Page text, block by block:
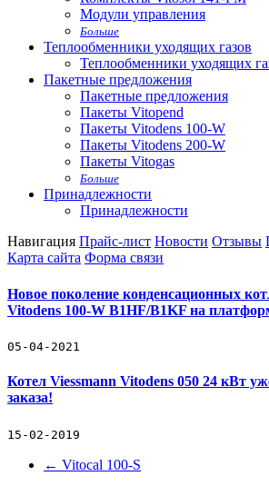
Модули управления
Больше
Теплообменники уходящих газов
Теплообменники уходящих
Пакетные предложения
Пакетные предложения
Пакеты Vitopend
Пакеты Vitodens 100-W
Пакеты Vitodens 200-W
Пакеты Vitogas
Больше
Принадлежности
Принадлежности
Навигация Прайс-лист Новости Отзывы
Карта сайта Форма связи
Новое поколение конденсационных
Vitodens 100-W B1HF/B1KF на
05-04-2021
Котел Viessmann Vitodens 050 24 кВт
заказа!
15-02-2019
← Vitocal 100-S